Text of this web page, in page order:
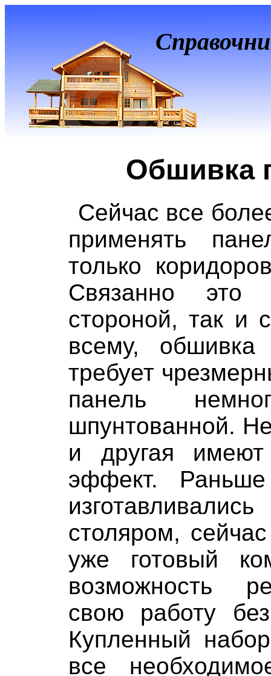
Обшивка
Сейчас все
применять
только
Связанно это
стороной, так и
всему,
требует
панель
шпунтованной.
и другая имеют
эффект.
столяром,
уже готовый
возможность
свою работу
Купленный
все